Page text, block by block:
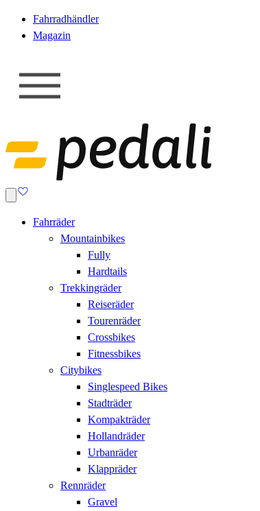
Fahrradhändler
Magazin
Fahrräder
Mountainbikes
Fully
Hardtails
Trekkingräder
Reiseräder
Tourenräder
Crossbikes
Fitnessbikes
Citybikes
Singlespeed Bikes
Stadträder
Kompakträder
Hollandräder
Urbanräder
Klappräder
Rennräder
Gravel